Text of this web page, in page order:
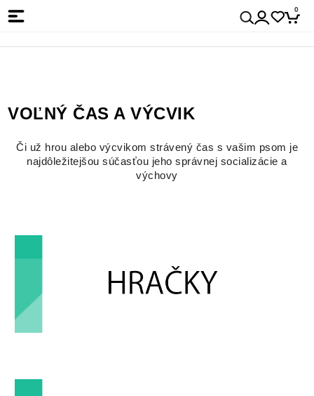
0
VOĽNÝ ČAS A VÝCVIK
Či už hrou alebo výcvikom strávený čas s vašim psom je
najdôležitejšou súčasťou jeho správnej socializácie a
výchovy